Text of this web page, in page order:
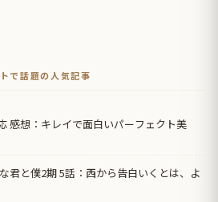
で話題の人気記事
感想：キレイで面白いパーフェクト美
君と僕2期 5話：西から告白いくとは、よ